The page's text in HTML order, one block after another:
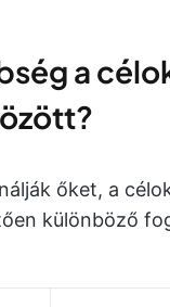
a
őket, a
különböző